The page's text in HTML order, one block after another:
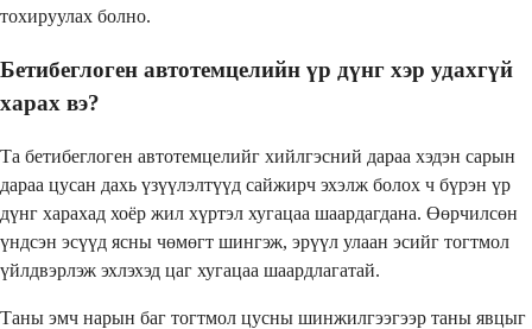
тохируулах болно.
Бетибеглоген автотемцелийн үр дүнг хэр удахгүй
харах вэ?
Та бетибеглоген автотемцелийг хийлгэсний дараа хэдэн сарын
дараа цусан дахь үзүүлэлтүүд сайжирч эхэлж болох ч бүрэн үр
дүнг харахад хоёр жил хүртэл хугацаа шаардагдана. Өөрчилсөн
үндсэн эсүүд ясны чөмөгт шингэж, эрүүл улаан эсийг тогтмол
үйлдвэрлэж эхлэхэд цаг хугацаа шаардлагатай.
Таны эмч нарын баг тогтмол цусны шинжилгээгээр таны явцыг